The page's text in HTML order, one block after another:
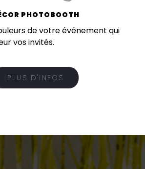
PHOTOBOOTH
de votre événement qui
vos invités.
PLUS D'INFOS